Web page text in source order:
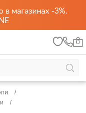
магазинах -3%.
0